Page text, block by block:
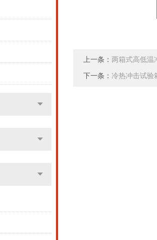
上一条： 两箱式高低温
下一条： 冷热冲击试验